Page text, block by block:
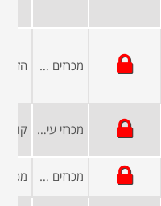
מכרזים פומביים
מכרזי עיריות ומועצות
מכרזים פומביים